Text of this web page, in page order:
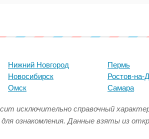
Нижний Новгород
Новосибирск
Омск
Пермь
Ростов-на-
Самара
исключительно справочный
для ознакомления. Данные взяты из